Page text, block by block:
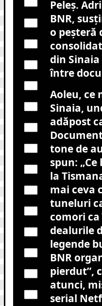
Peleș.
BNR,
o peșteră
din
între
Aoleu, ce
Sinaia,
adăpost
tone de
spun:
la
mai ceva
tuneluri
comori ca
dealurile
legende
BNR
pierdut”,
atunci,
serial